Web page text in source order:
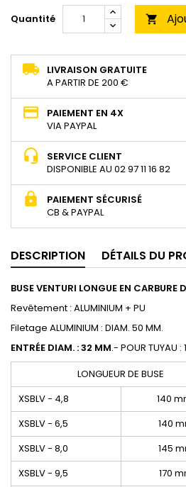
Quantité 
LIVRAISON GRATUITE
A PARTIR DE 200 €
PAIEMENT EN 4X
VIA PAYPAL
SERVICE CLIENT
DISPONIBLE AU 02 97 11 16 82
PAIEMENT SÉCURISÉ
CB & PAYPAL
DESCRIPTION DÉTAILS DU
BUSE VENTURI LONGUE EN CARBURE
Revêtement : ALUMINIUM + PU
Filetage ALUMINIUM : DIAM. 50 MM.
ENTRÉE DIAM. : 32 MM.- POUR TUYAU :
LONGUEUR DE BUSE
XSBLV - 4,8
140
XSBLV - 6,5
140
XSBLV - 8,0
145
XSBLV - 9,5
170